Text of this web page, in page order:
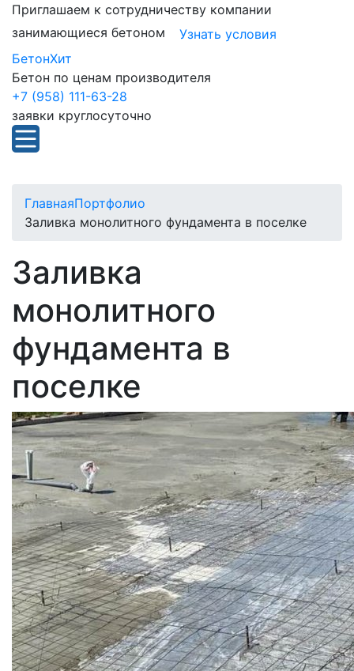
Приглашаем к сотрудничеству компании
занимающиеся бетоном
Узнать условия
БетонХит
Бетон по ценам производителя
+7 (958) 111-63-28
заявки круглосуточно
ГлавнаяПортфолио
Заливка монолитного фундамента в поселке
Заливка
монолитного
фундамента в
поселке